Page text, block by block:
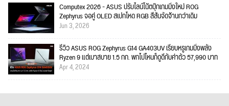
Computex 2026 - ASUS ปรับไลน์โน้ตบุ๊กเกมมิ่งใหม่ ROG
Zephyrus จอคู่ OLED สเปกโหด RGB สีสันจัดจ้านกว่าเดิม
Jun 3, 2026
รีวิว ASUS ROG Zephyrus G14 GA403UV เรียบหรูเกมมิ่งพลัง
Ryzen 9 แต่เบาสบาย 1.5 กก. พกไปไหนก็ดูดีกับค่าตัว 57,990 บาท
Apr 4, 2024